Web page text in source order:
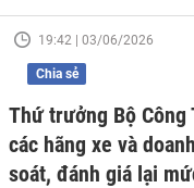
19:42 | 03/06/2026
Chia sẻ
Thứ trưởng Bộ Công
các hãng xe và
soát, đánh giá lại